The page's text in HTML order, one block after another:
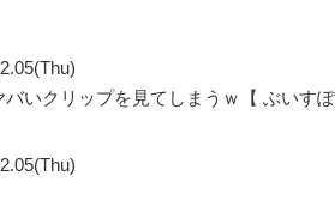
いクリップを見てしまうｗ【 ぶいす